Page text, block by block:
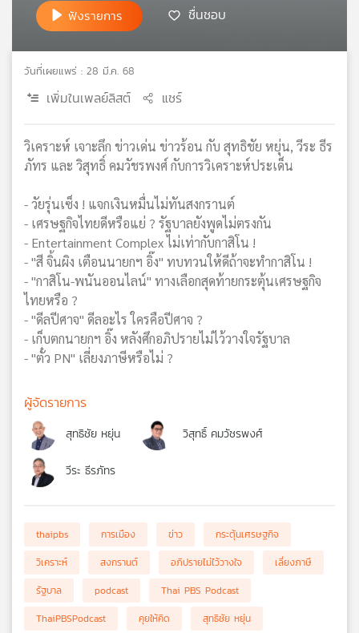
เครือ
ฟังรายการ ชื่นชอบ
วันที่เผยแพร่ : 28 มี.ค. 68
เพิ่มในเพลย์ลิสต์ แชร์
วิเคราะห์ เจาะลึก ข่าวเด่น ข่าวร้อน กับ สุทธิชัย หยุ่น, วีระ ธีร
ภัทร และ วิสุทธิ์ คมวัชรพงศ์ กับการวิเคราะห์ประเด็น
- วัยรุ่นเซ็ง ! แจกเงินหมื่นไม่ทันสงกรานต์
- เศรษฐกิจไทยดีหรือแย่ ? รัฐบาลยังพูดไม่ตรงกัน
- Entertainment Complex ไม่เท่ากับกาสิโน !
- "สี จิ้นผิง เตือนนายกฯ อิ๊ง" ทบทวนให้ดีถ้าจะทำกาสิโน !
- "กาสิโน-พนันออนไลน์" ทางเลือกสุดท้ายกระตุ้นเศรษฐกิจ
ไทยหรือ ?
- "ดีลปีศาจ" ดีลอะไร ใครคือปีศาจ ?
- เก็บตกนายกฯ อิ๊ง หลังศึกอภิปรายไม่ไว้วางใจรัฐบาล
- "ตั๋ว PN" เลี่ยงภาษีหรือไม่ ?
ผู้จัดรายการ
สุทธิชัย หยุ่น วิสุทธิ์ คมวัชรพงศ์
วีระ ธีรภัทร
thaipbs การเมือง ข่าว
กระตุ้นเศรษฐกิจ
วิเคราะห์
สงกรานต์ อภิปรายไม่ไว้วางใจ
เลี่ยงภาษี
รัฐบาล
podcast
Thai PBS Podcast
ThaiPBSPodcast
คุยให้คิด
สุทธิชัย หยุ่น